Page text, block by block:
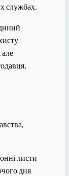
службах.
листи
дня